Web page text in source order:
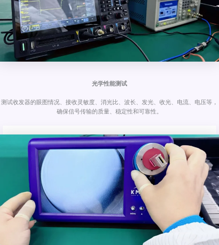
光学性能测试
测试收发器的眼图情况、接收灵敏度、消光比、波长、发光、收光、电流、电压等，
确保信号传输的质量、稳定性和可靠性。